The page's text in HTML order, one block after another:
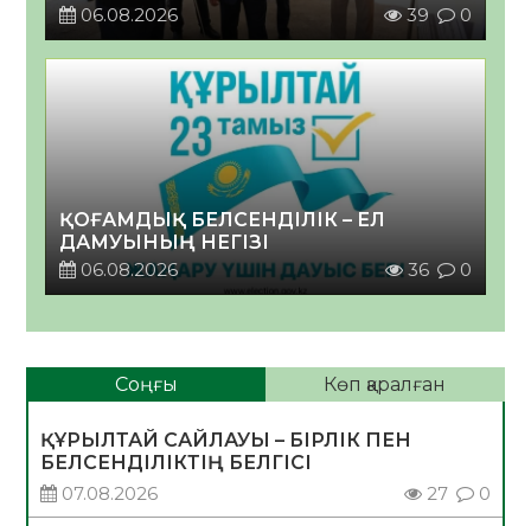
06.08.2026
39 0
ҚОҒАМДЫҚ БЕЛСЕНДІЛІК – ЕЛ
ДАМУЫНЫҢ НЕГІЗІ
06.08.2026
36 0
Соңғы Көп қаралған
ҚҰРЫЛТАЙ САЙЛАУЫ – БІРЛІК ПЕН
БЕЛСЕНДІЛІКТІҢ БЕЛГІСІ
07.08.2026
27 0